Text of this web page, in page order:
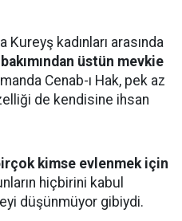
Kureyş kadınları arasında
üstün mevkie
Cenab-ı Hak, pek az
de kendisine ihsan
kimse evlenmek için
hiçbirini kabul
düşünmüyor gibiydi.